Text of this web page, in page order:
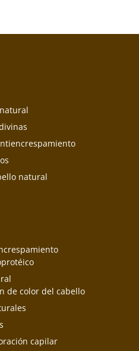
natural
de color del cabello
capilar